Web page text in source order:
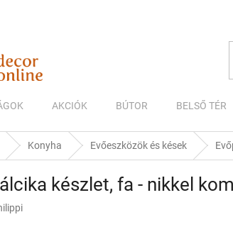
AKCIÓK BÚTOR BELSŐ TÉR
Konyha Evőeszközök és kések
készlet, fa - nikkel